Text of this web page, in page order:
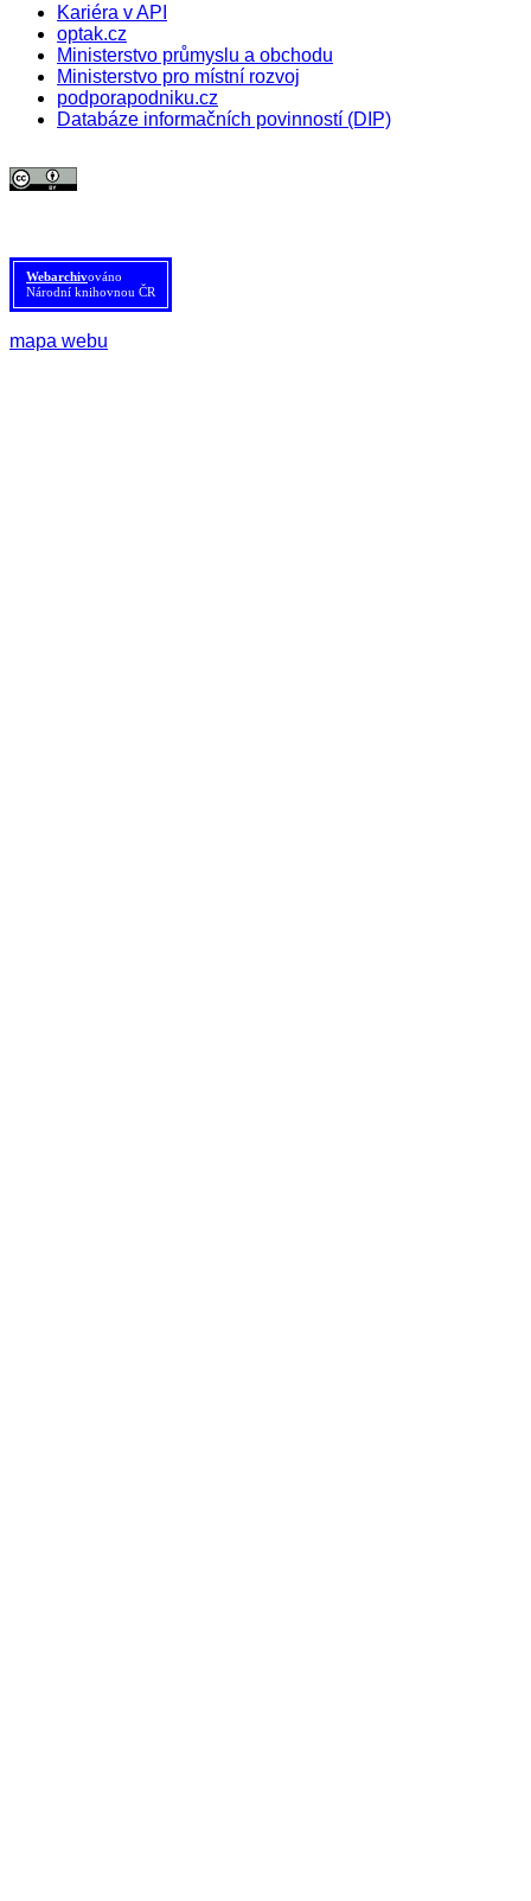
Kariéra v API
optak.cz
Ministerstvo průmyslu a obchodu
Ministerstvo pro místní rozvoj
podporapodniku.cz
Databáze informačních povinností (DIP)
Webarchivováno
Národní knihovnou ČR
mapa webu